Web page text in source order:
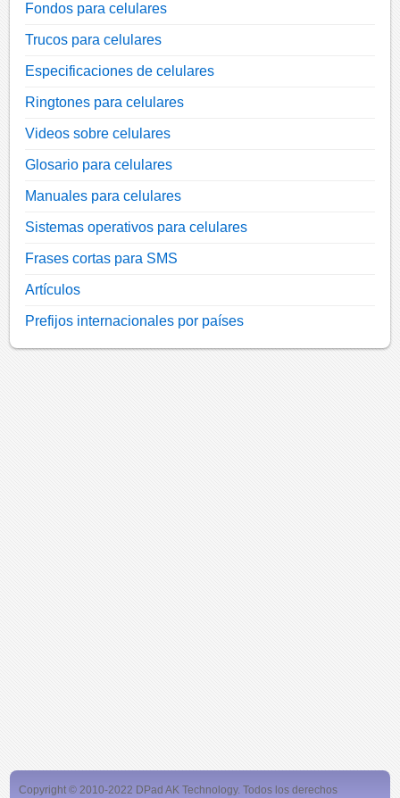
Fondos para celulares
Trucos para celulares
Especificaciones de celulares
Ringtones para celulares
Videos sobre celulares
Glosario para celulares
Manuales para celulares
Sistemas operativos para celulares
Frases cortas para SMS
Artículos
Prefijos internacionales por países
Copyright © 2010-2022 DPad AK Technology. Todos los derechos